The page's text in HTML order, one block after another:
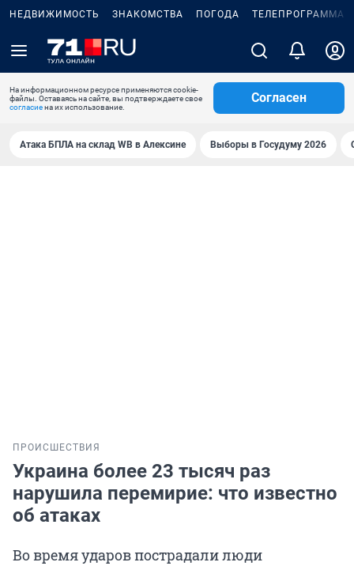
НЕДВИЖИМОСТЬ ЗНАКОМСТВА ПОГОДА ТЕЛЕПРОГРАММА
На информационном ресурсе применяются cookie-
файлы. Оставаясь на сайте, вы подтверждаете свое
согласиена их использование.
Согласен
Атака БПЛА на склад WB в Алексине Выборы в Госудуму 2026
ПРОИСШЕСТВИЯ
Украина более 23 тысяч раз
нарушила перемирие: что известно
об атаках
Во время ударов пострадали люди